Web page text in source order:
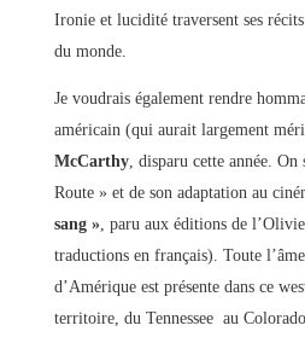
Ironie et lucidité traversent ses
du monde.
Je voudrais également rendre
américain (qui aurait largement
McCarthy, disparu cette année. On
Route » et de son adaptation au
sang », paru aux éditions de
traductions en français). Toute
d’Amérique est présente dans ce
territoire, du Tennessee au